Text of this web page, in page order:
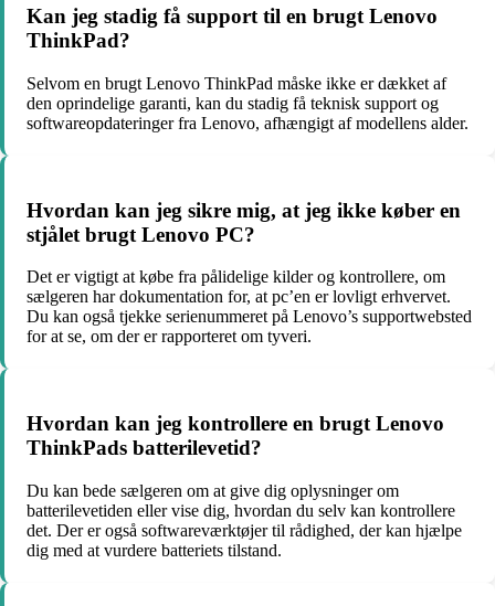
Kan jeg stadig få support til en brugt Lenovo
ThinkPad?
Selvom en brugt Lenovo ThinkPad måske ikke er dækket af
den oprindelige garanti, kan du stadig få teknisk support og
softwareopdateringer fra Lenovo, afhængigt af modellens alder.
Hvordan kan jeg sikre mig, at jeg ikke køber en
stjålet brugt Lenovo PC?
Det er vigtigt at købe fra pålidelige kilder og kontrollere, om
sælgeren har dokumentation for, at pc’en er lovligt erhvervet.
Du kan også tjekke serienummeret på Lenovo’s supportwebsted
for at se, om der er rapporteret om tyveri.
Hvordan kan jeg kontrollere en brugt Lenovo
ThinkPads batterilevetid?
Du kan bede sælgeren om at give dig oplysninger om
batterilevetiden eller vise dig, hvordan du selv kan kontrollere
det. Der er også softwareværktøjer til rådighed, der kan hjælpe
dig med at vurdere batteriets tilstand.